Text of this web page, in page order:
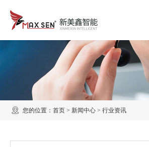
您的位置： 首页 > 新闻中心 > 行业资讯